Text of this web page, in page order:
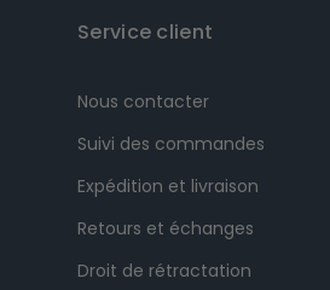
Service client
Nous contacter
Suivi des commandes
Expédition et livraison
Retours et échanges
Droit de rétractation